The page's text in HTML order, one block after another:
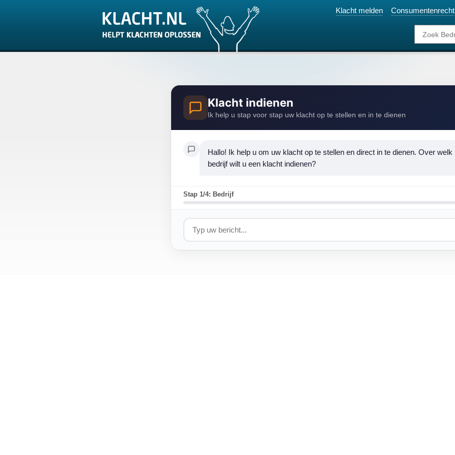
Klacht melden Consumentenrecht
Klacht indienen
Ik help u stap voor stap uw klacht op te stellen en in te dienen
Hallo! Ik help u om uw klacht op te stellen en direct in te dienen. Over welk
bedrijf wilt u een klacht indienen?
Stap 1/4: Bedrijf